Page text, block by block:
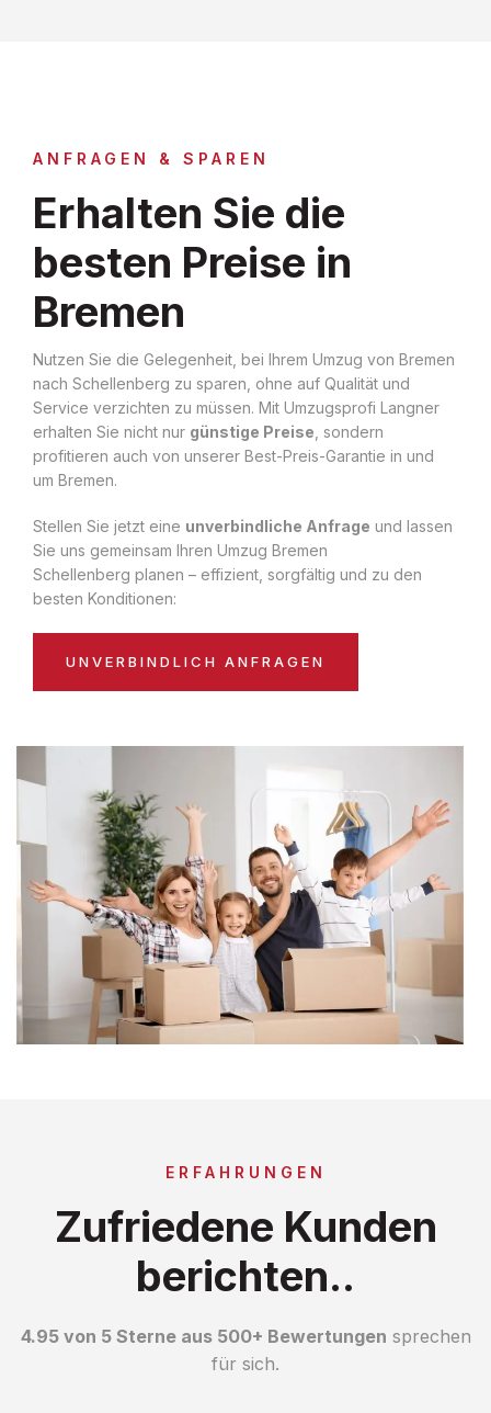
ANFRAGEN & SPAREN
Erhalten Sie die
besten Preise in
Bremen
Nutzen Sie die Gelegenheit, bei Ihrem Umzug von Bremen
nach Schellenberg zu sparen, ohne auf Qualität und
Service verzichten zu müssen. Mit Umzugsprofi Langner
erhalten Sie nicht nur günstige Preise , sondern
profitieren auch von unserer Best-Preis-Garantie in und
um Bremen.
Stellen Sie jetzt eine unverbindliche Anfrage und lassen
Sie uns gemeinsam Ihren Umzug Bremen
Schellenberg planen – effizient, sorgfältig und zu den
besten Konditionen:
UNVERBINDLICH ANFRAGEN
ERFAHRUNGEN
Zufriedene Kunden
berichten..
4.95 von 5 Sterne aus 500+ Bewertungen sprechen
für sich.